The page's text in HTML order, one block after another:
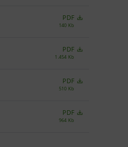
PDF
140 Kb
PDF
1.454 Kb
PDF
510 Kb
PDF
964 Kb